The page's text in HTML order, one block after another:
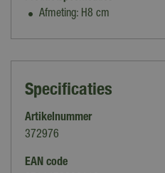
Afmeting: H8 cm
Specificaties
Artikelnummer
372976
EAN code